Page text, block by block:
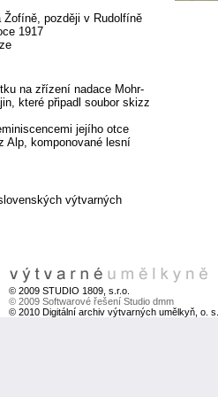
později v Rudolfíně
1917
na zřízení nadace Mohr-
které připadl soubor skizz
jejího otce
Alp, komponované lesní
výtvarných
© 2009 STUDIO 1809, s.r.o.
© 2009 Softwarové řešení Studio dmm
© 2010 Digitální archiv výtvarných umělkyň, o. s.